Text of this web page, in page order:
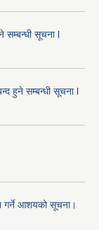
सम्बन्धी सूचना l
हुने सम्बन्धी सूचना l
गर्ने आशयको सूचना।